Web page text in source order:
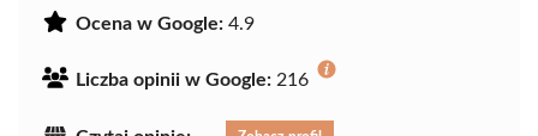
Ocena w Google: 4.9
Liczba opinii w Google: 216